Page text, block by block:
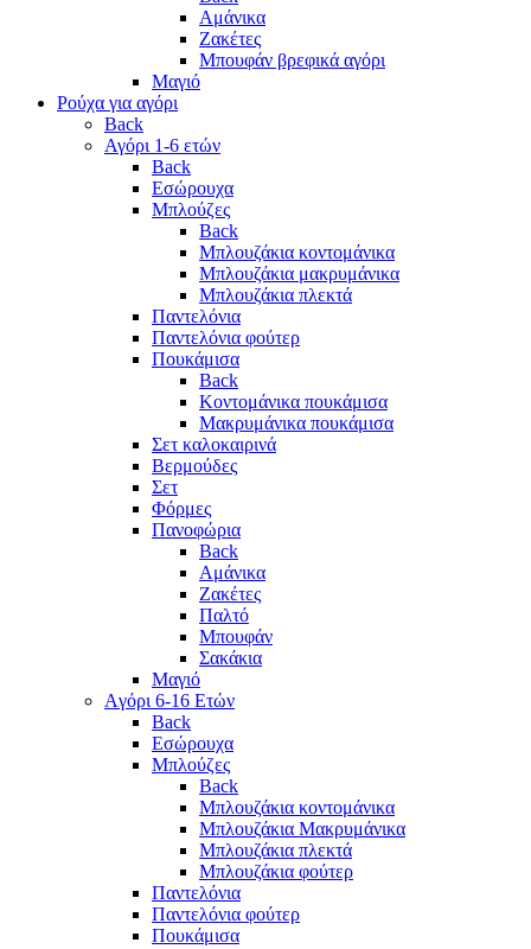
Αμάνικα
Ζακέτες
Μπουφάν βρεφικά αγόρι
Μαγιό
Ρούχα για αγόρι
Back
Αγόρι 1-6 ετών
Back
Εσώρουχα
Μπλούζες
Back
Μπλουζάκια κοντομάνικα
Μπλουζάκια μακρυμάνικα
Μπλουζάκια πλεκτά
Παντελόνια
Παντελόνια φούτερ
Πουκάμισα
Back
Κοντομάνικα πουκάμισα
Μακρυμάνικα πουκάμισα
Σετ καλοκαιρινά
Βερμούδες
Σετ
Φόρμες
Πανοφώρια
Back
Αμάνικα
Ζακέτες
Παλτό
Μπουφάν
Σακάκια
Μαγιό
Aγόρι 6-16 Ετών
Back
Eσώρουχα
Μπλούζες
Back
Μπλουζάκια κοντομάνικα
Μπλουζάκια Μακρυμάνικα
Μπλουζάκια πλεκτά
Μπλουζάκια φούτερ
Παντελόνια
Παντελόνια φούτερ
Πουκάμισα